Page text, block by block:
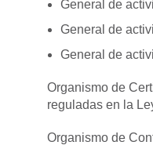
General de
General de
General de
Organismo de
reguladas en la
Organismo de